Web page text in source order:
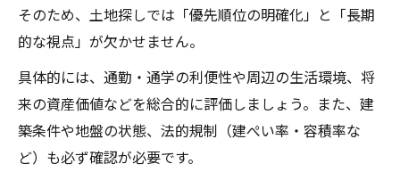
そのため、土地探しでは「優先順位の明確化」と「長期
的な視点」が欠かせません。
具体的には、通勤・通学の利便性や周辺の生活環境、将
来の資産価値などを総合的に評価しましょう。また、建
築条件や地盤の状態、法的規制（建ぺい率・容積率な
ど）も必ず確認が必要です。